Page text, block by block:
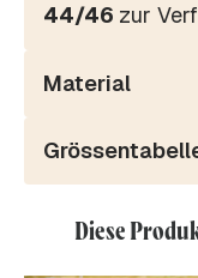
44/46 zur
Material
Diese